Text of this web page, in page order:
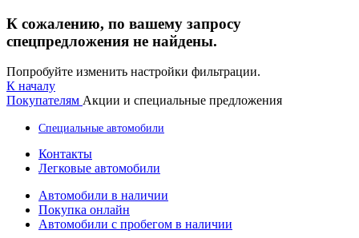
К сожалению, по вашему запросу
спецпредложения не найдены.
Попробуйте изменить настройки фильтрации.
К началу
Покупателям Акции и специальные предложения
Специальные автомобили
Контакты
Легковые автомобили
Автомобили в наличии
Покупка онлайн
Автомобили с пробегом в наличии